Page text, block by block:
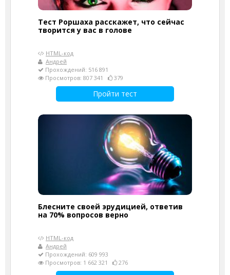
Тест Роршаха расскажет, что сейчас
творится у вас в голове
HTML-код
Андрей
Прохождений: 516 891
Просмотров: 807 341
379
Пройти тест
Блесните своей эрудицией, ответив
на 70% вопросов верно
HTML-код
Андрей
Прохождений: 609 993
Просмотров: 1 662 321
276